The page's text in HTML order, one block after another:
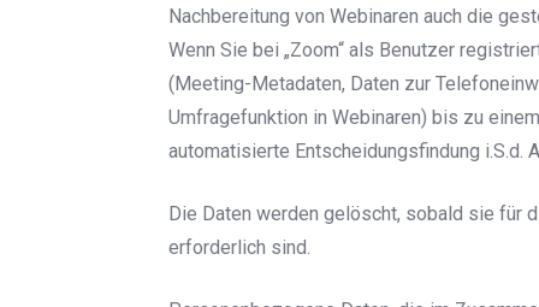
Nachbereitung von Webinaren auch die
Wenn Sie bei „Zoom“ als Benutzer
(Meeting-Metadaten, Daten zur
Umfragefunktion in Webinaren) bis zu
automatisierte Entscheidungsfindung i.S.d.
Die Daten werden gelöscht, sobald sie für
erforderlich sind.